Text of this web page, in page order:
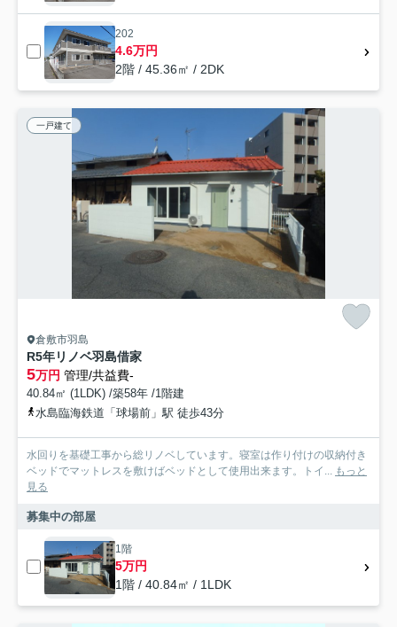
202
4.6万円
2階 / 45.36㎡ / 2DK
一戸建て
倉敷市羽島
R5年リノベ羽島借家
5万円 管理/共益費-
40.84㎡ (1LDK) /築58年 /1階建
水島臨海鉄道「球場前」駅 徒歩43分
水回りを基礎工事から総リノベしています。寝室は作り付けの収納付き
ベッドでマットレスを敷けばベッドとして使用出来ます。トイ... もっと
見る
募集中の部屋
1階
5万円
1階 / 40.84㎡ / 1LDK